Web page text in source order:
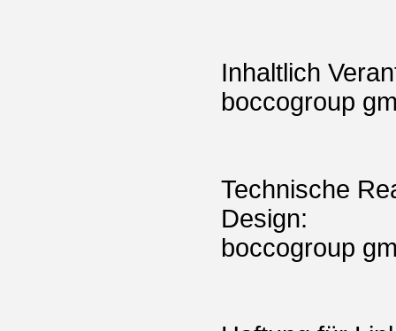
Inhaltlich
boccogroup
Technische
Design:
boccogroup